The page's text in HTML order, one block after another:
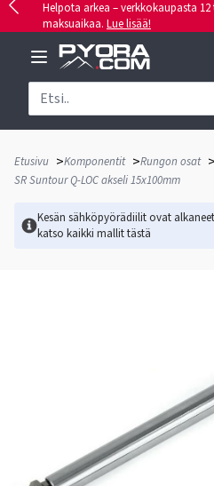
Helpota arkea – verkkokaupasta
maksuaikaa. Lue lisää!
Etusivu >Komponentit >Rungon osat
SR Suntour Q-LOC akseli 15x100mm
Kesän sähköpyörädiilit ovat
katso kaikki mallittästä